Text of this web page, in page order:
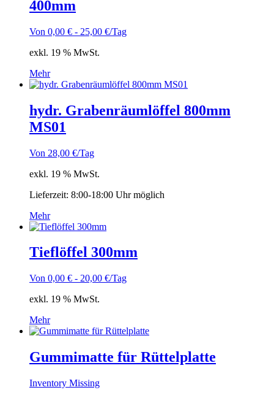
400mm
Von 0,00 € - 25,00 €/Tag
exkl. 19 % MwSt.
Mehr
hydr. Grabenräumlöffel 800mm
MS01
Von 28,00 €/Tag
exkl. 19 % MwSt.
Lieferzeit: 8:00-18:00 Uhr möglich
Mehr
Tieflöffel 300mm
Von 0,00 € - 20,00 €/Tag
exkl. 19 % MwSt.
Mehr
Gummimatte für Rüttelplatte
Inventory Missing